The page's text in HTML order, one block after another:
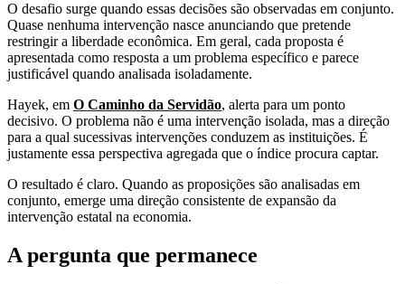
O desafio surge quando essas decisões são observadas em conjunto.
Quase nenhuma intervenção nasce anunciando que pretende
restringir a liberdade econômica. Em geral, cada proposta é
apresentada como resposta a um problema específico e parece
justificável quando analisada isoladamente.
Hayek, em O Caminho da Servidão, alerta para um ponto
decisivo. O problema não é uma intervenção isolada, mas a direção
para a qual sucessivas intervenções conduzem as instituições. É
justamente essa perspectiva agregada que o índice procura captar.
O resultado é claro. Quando as proposições são analisadas em
conjunto, emerge uma direção consistente de expansão da
intervenção estatal na economia.
A pergunta que permanece